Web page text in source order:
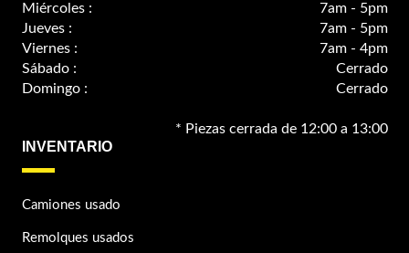
Miércoles :
7am - 5pm
Jueves :
7am - 5pm
Viernes :
7am - 4pm
Sábado :
Cerrado
Domingo :
Cerrado
* Piezas cerrada de 12:00 a 13:00
INVENTARIO
Camiones usado
Remolques usados